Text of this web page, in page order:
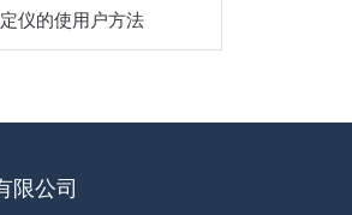
仪的使用户方法
限公司